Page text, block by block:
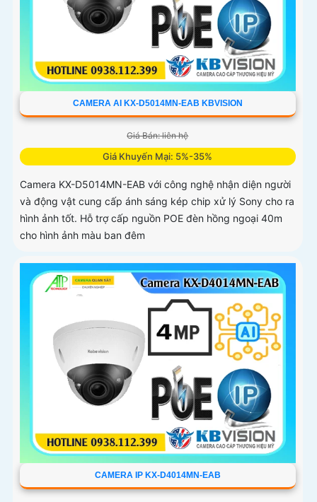
CAMERA AI KX-D5014MN-EAB KBVISION
Giá Bán: liên hệ
Giá Khuyến Mại: 5%-35%
Camera KX-D5014MN-EAB với công nghệ nhận diện người
và động vật cung cấp ánh sáng kép chip xử lý Sony cho ra
hình ảnh tốt. Hỗ trợ cấp nguồn POE đèn hồng ngoại 40m
cho hình ảnh màu ban đêm
CAMERA IP KX-D4014MN-EAB